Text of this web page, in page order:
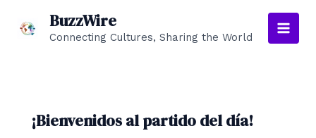
contenido
BuzzWire
Connecting Cultures, Sharing the World
Main
¡Bienvenidos al partido del día!